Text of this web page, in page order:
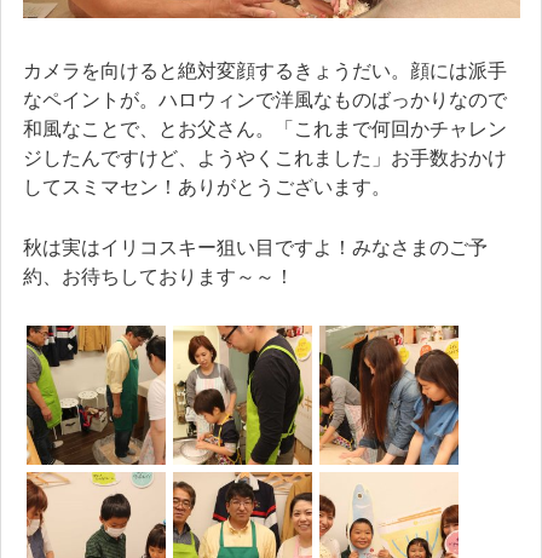
カメラを向けると絶対変顔するきょうだい。顔には派手
なペイントが。ハロウィンで洋風なものばっかりなので
和風なことで、とお父さん。「これまで何回かチャレン
ジしたんですけど、ようやくこれました」お手数おかけ
してスミマセン！ありがとうございます。
秋は実はイリコスキー狙い目ですよ！みなさまのご予
約、お待ちしております～～！